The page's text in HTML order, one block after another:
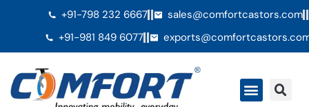
+91-798 232 6667
sales@comfortcastors.com
+91-981 849 6077